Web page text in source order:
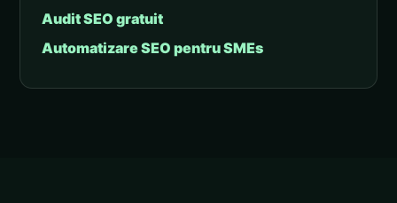
Audit SEO gratuit
Automatizare SEO pentru SMEs